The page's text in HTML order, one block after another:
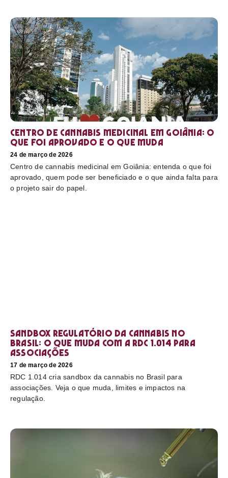
Centro de cannabis medicinal em Goiânia: o
que foi aprovado e o que muda
24 de março de 2026
Centro de cannabis medicinal em Goiânia: entenda o que foi
aprovado, quem pode ser beneficiado e o que ainda falta para
o projeto sair do papel.
Sandbox regulatório da cannabis no
Brasil: o que muda com a RDC 1.014 para
associações
17 de março de 2026
RDC 1.014 cria sandbox da cannabis no Brasil para
associações. Veja o que muda, limites e impactos na
regulação.